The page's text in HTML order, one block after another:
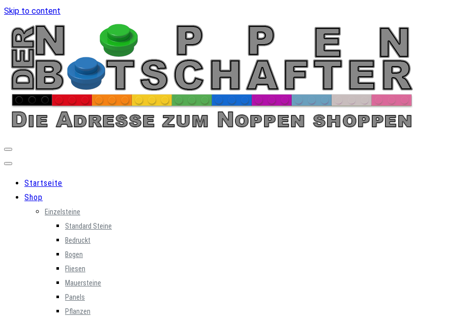
Skip to content
Startseite
Shop
Einzelsteine
Standard Steine
Bedruckt
Bogen
Fliesen
Mauersteine
Panels
Pflanzen